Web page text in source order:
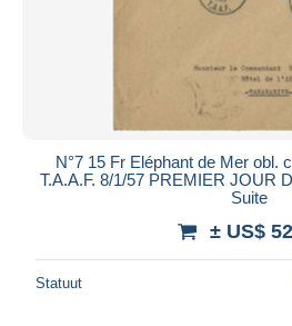
N°7 15 Fr Eléphant de Mer obl.
T.A.A.F. 8/1/57 PREMIER JOUR
Suite
± US$
Statuut